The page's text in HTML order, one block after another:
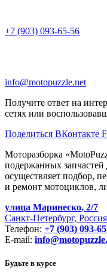
+7 (903) 093-65-56
info@motopuzzle.net
Получите ответ на
сетях или
Поделиться ВКонтакте
Моторазборка
подержанных
осуществляет подбор,
и ремонт мотоциклов,
улица Маринеско, 2/7
Санкт-Петербург, Россия
Телефон: +7 (903) 093-
E-mail:
Будьте в курсе